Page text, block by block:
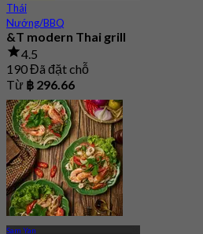
Thái
Nướng/BBQ
&T modern Thai grill
4.5
190 Đã đặt chỗ
Từ ฿ 296.66
Sam Yan